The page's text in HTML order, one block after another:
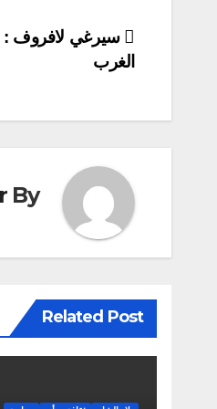
تصفّح
المقالات
سيرغي لافروف :
الغرب
By
Related Post